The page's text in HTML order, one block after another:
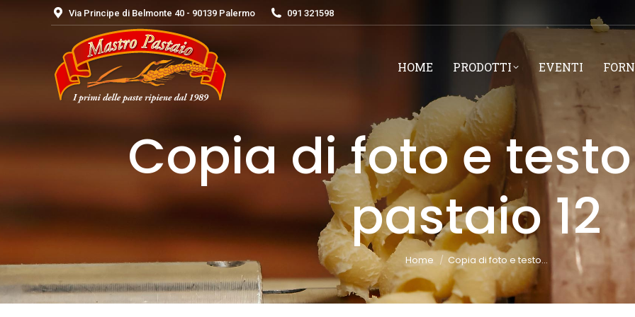
Via Principe di Belmonte 40 - 90139 Palermo 091 321598
HOME PRODOTTI EVENTI
Copia di foto e
pastaio 12
You are here:
Home Copia di foto e testo…